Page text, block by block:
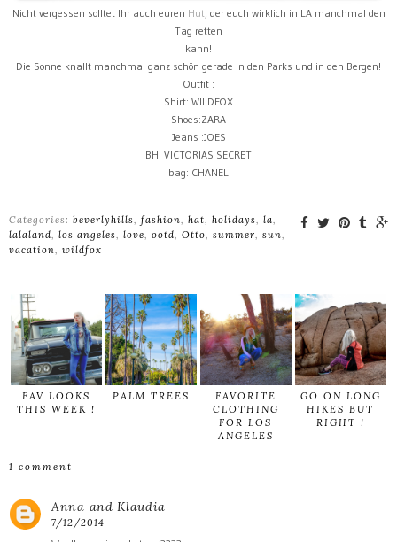
Nicht vergessen solltet Ihr auch euren Hut, der euch wirklich in LA manchmal den
Tag retten
kann!
Die Sonne knallt manchmal ganz schön gerade in den Parks und in den Bergen!
Outfit :
Shirt: WILDFOX
Shoes:ZARA
Jeans :JOES
BH: VICTORIAS SECRET
bag: CHANEL
Categories: beverlyhills, fashion, hat, holidays, la,
lalaland, los angeles, love, ootd, Otto, summer, sun,
vacation, wildfox
FAV LOOKS
THIS WEEK !
PALM TREES
FAVORITE
CLOTHING
FOR LOS
ANGELES
GO ON LONG
HIKES BUT
RIGHT !
1 comment
Anna and Klaudia
7/12/2014